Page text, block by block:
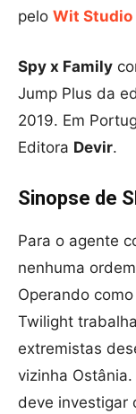
pelo Wit Studio
Spy x Family
Jump Plus da
2019. Em
Editora Devir.
Sinopse de
Para o agente
nenhuma
Operando
Twilight
extremistas
vizinha
deve investigar